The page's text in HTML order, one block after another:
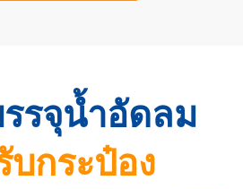
รรจุน้ำอัดลม
บกระป๋อง